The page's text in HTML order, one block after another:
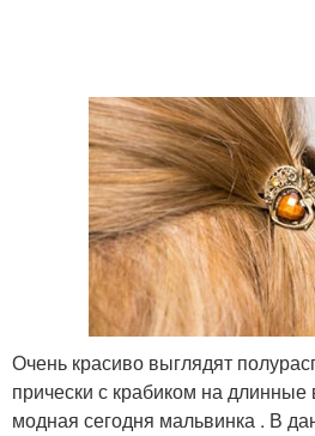
Очень красиво выглядят
прически с крабиком на
модная сегодня мальвинка . В